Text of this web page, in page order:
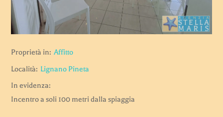
Proprietà in: Affitto
Località: Lignano Pineta
In evidenza:
Incentro a soli 100 metri dalla spiaggia